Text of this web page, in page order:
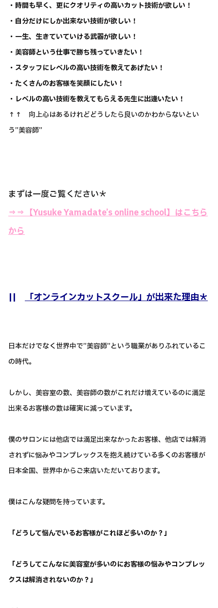
・時間も早く、更にクオリティの高いカット技術が欲しい！
・自分だけにしか出来ない技術が欲しい！
・一生、生きていていける武器が欲しい！
・美容師という仕事で勝ち残っていきたい！
・スタッフにレベルの高い技術を教えてあげたい！
・たくさんのお客様を笑顔にしたい！
・レベルの高い技術を教えてもらえる先生に出逢いたい！
↑↑ 向上心はあるけれどどうしたら良いのかわからないとい
う”美容師”
まずは一度ご覧ください＊
⇒⇒【Yusuke Yamadate’s online school】はこちら
から
|| 「オンラインカットスクール」が出来た理由＊
日本だけでなく世界中で”美容師”という職業がありふれているこ
の時代。
しかし、美容室の数、美容師の数がこれだけ増えているのに満足
出来るお客様の数は確実に減っています。
僕のサロンには他店では満足出来なかったお客様、他店では解消
されずに悩みやコンプレックスを抱え続けている多くのお客様が
日本全国、世界中からご来店いただいております。
僕はこんな疑問を持っています。
「どうして悩んでいるお客様がこれほど多いのか？」
「どうしてこんなに美容室が多いのにお客様の悩みやコンプレッ
クスは解消されないのか？」